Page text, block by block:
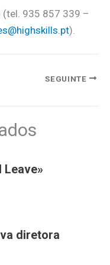
935 857 339 –
).
SEGUINTE
Leave»
diretora